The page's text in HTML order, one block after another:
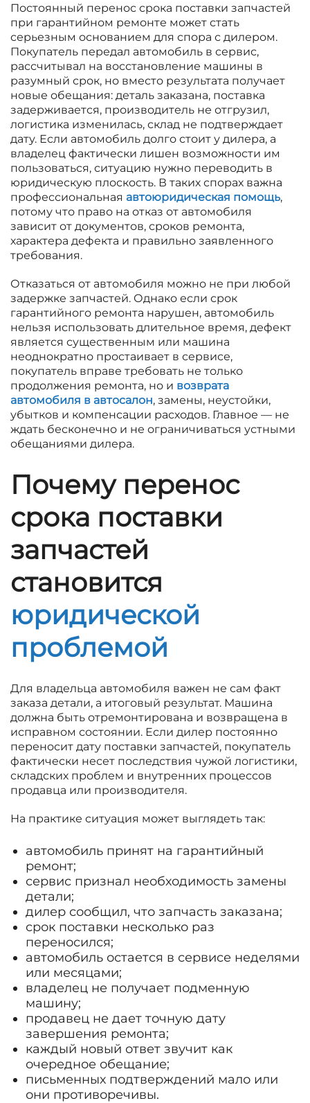
Постоянный перенос срока поставки запчастей
при гарантийном ремонте может стать
серьезным основанием для спора с дилером.
Покупатель передал автомобиль в сервис,
рассчитывал на восстановление машины в
разумный срок, но вместо результата получает
новые обещания: деталь заказана, поставка
задерживается, производитель не отгрузил,
логистика изменилась, склад не подтверждает
дату. Если автомобиль долго стоит у дилера, а
владелец фактически лишен возможности им
пользоваться, ситуацию нужно переводить в
юридическую плоскость. В таких спорах важна
профессиональная автоюридическая помощь,
потому что право на отказ от автомобиля
зависит от документов, сроков ремонта,
характера дефекта и правильно заявленного
требования.
Отказаться от автомобиля можно не при любой
задержке запчастей. Однако если срок
гарантийного ремонта нарушен, автомобиль
нельзя использовать длительное время, дефект
является существенным или машина
неоднократно простаивает в сервисе,
покупатель вправе требовать не только
продолжения ремонта, но и возврата
автомобиля в автосалон, замены, неустойки,
убытков и компенсации расходов. Главное — не
ждать бесконечно и не ограничиваться устными
обещаниями дилера.
Почему перенос
срока поставки
запчастей
становится
юридической
проблемой
Для владельца автомобиля важен не сам факт
заказа детали, а итоговый результат. Машина
должна быть отремонтирована и возвращена в
исправном состоянии. Если дилер постоянно
переносит дату поставки запчастей, покупатель
фактически несет последствия чужой логистики,
складских проблем и внутренних процессов
продавца или производителя.
На практике ситуация может выглядеть так:
автомобиль принят на гарантийный
ремонт;
сервис признал необходимость замены
детали;
дилер сообщил, что запчасть заказана;
срок поставки несколько раз
переносился;
автомобиль остается в сервисе неделями
или месяцами;
владелец не получает подменную
машину;
продавец не дает точную дату
завершения ремонта;
каждый новый ответ звучит как
очередное обещание;
письменных подтверждений мало или
они противоречивы.